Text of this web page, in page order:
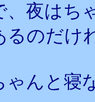
、夜はち
のだけ
ゃんと寝